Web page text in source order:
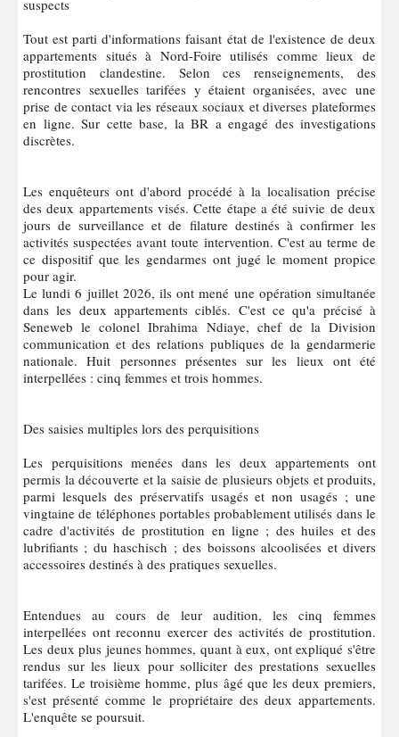
suspects
Tout est parti d'informations faisant état de l'existence de deux
appartements situés à Nord-Foire utilisés comme lieux de
prostitution clandestine. Selon ces renseignements, des
rencontres sexuelles tarifées y étaient organisées, avec une
prise de contact via les réseaux sociaux et diverses plateformes
en ligne. Sur cette base, la BR a engagé des investigations
discrètes.
Les enquêteurs ont d'abord procédé à la localisation précise
des deux appartements visés. Cette étape a été suivie de deux
jours de surveillance et de filature destinés à confirmer les
activités suspectées avant toute intervention. C'est au terme de
ce dispositif que les gendarmes ont jugé le moment propice
pour agir.
Le lundi 6 juillet 2026, ils ont mené une opération simultanée
dans les deux appartements ciblés. C'est ce qu'a précisé à
Seneweb le colonel Ibrahima Ndiaye, chef de la Division
communication et des relations publiques de la gendarmerie
nationale. Huit personnes présentes sur les lieux ont été
interpellées : cinq femmes et trois hommes.
Des saisies multiples lors des perquisitions
Les perquisitions menées dans les deux appartements ont
permis la découverte et la saisie de plusieurs objets et produits,
parmi lesquels des préservatifs usagés et non usagés ; une
vingtaine de téléphones portables probablement utilisés dans le
cadre d'activités de prostitution en ligne ; des huiles et des
lubrifiants ; du haschisch ; des boissons alcoolisées et divers
accessoires destinés à des pratiques sexuelles.
Entendues au cours de leur audition, les cinq femmes
interpellées ont reconnu exercer des activités de prostitution.
Les deux plus jeunes hommes, quant à eux, ont expliqué s'être
rendus sur les lieux pour solliciter des prestations sexuelles
tarifées. Le troisième homme, plus âgé que les deux premiers,
s'est présenté comme le propriétaire des deux appartements.
L'enquête se poursuit.